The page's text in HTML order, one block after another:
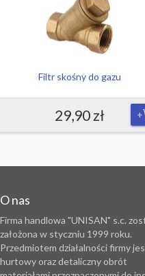
Filtr skośny do gazu
29,90 zł +
O nas
Firma handlowa "UNISAN" s.c.
założona w styczniu 1999 roku.
Przedmiotem działalności firmy
hurtowy oraz detaliczny obrót